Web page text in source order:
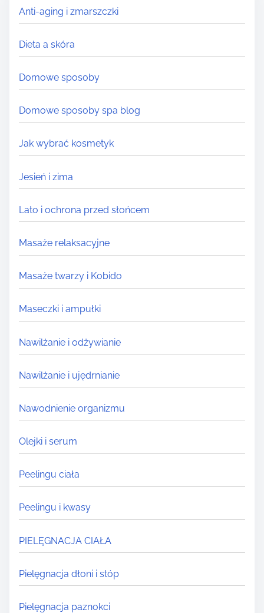
H
e
r
e
.
.
.
Anti-aging i zmarszczki
Dieta a skóra
Domowe sposoby
Domowe sposoby spa blog
Jak wybrać kosmetyk
Jesień i zima
Lato i ochrona przed słońcem
Masaże relaksacyjne
Masaże twarzy i Kobido
Maseczki i ampułki
Nawilżanie i odżywianie
Nawilżanie i ujędrnianie
Nawodnienie organizmu
Olejki i serum
Peelingu ciała
Peelingu i kwasy
PIELĘGNACJA CIAŁA
Pielęgnacja dłoni i stóp
Pielęgnacja paznokci